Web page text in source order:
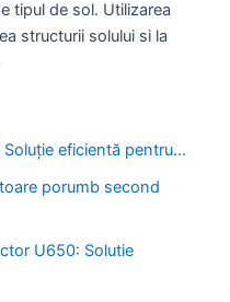
tipul de sol. Utilizarea
structurii solului si la
eficientă pentru…
porumb second
U650: Solutie